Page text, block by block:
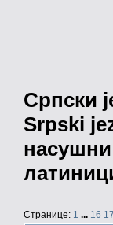
Српски
Srpski
насушни
Странице: 1 ... 16 17